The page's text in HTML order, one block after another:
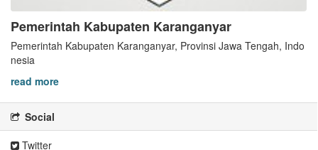
Pemerintah Kabupaten Karanganyar
Pemerintah Kabupaten Karanganyar, Provinsi Jawa Tengah, Indo
nesia
read more
Social
Twitter